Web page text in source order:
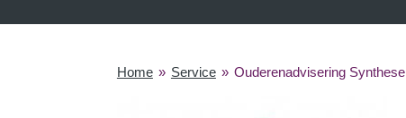
Home » Service » Ouderenadvisering Synthese